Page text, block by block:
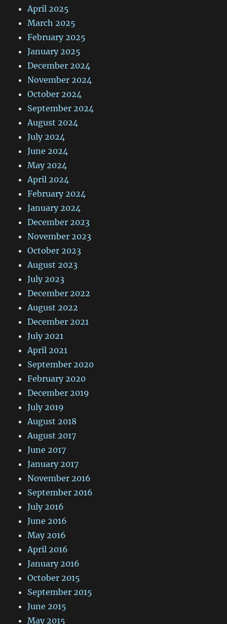
April 2025
March 2025
February 2025
January 2025
December 2024
November 2024
October 2024
September 2024
August 2024
July 2024
June 2024
May 2024
April 2024
February 2024
January 2024
December 2023
November 2023
October 2023
August 2023
July 2023
December 2022
August 2022
December 2021
July 2021
April 2021
September 2020
February 2020
December 2019
July 2019
August 2018
August 2017
June 2017
January 2017
November 2016
September 2016
July 2016
June 2016
May 2016
April 2016
January 2016
October 2015
September 2015
June 2015
May 2015